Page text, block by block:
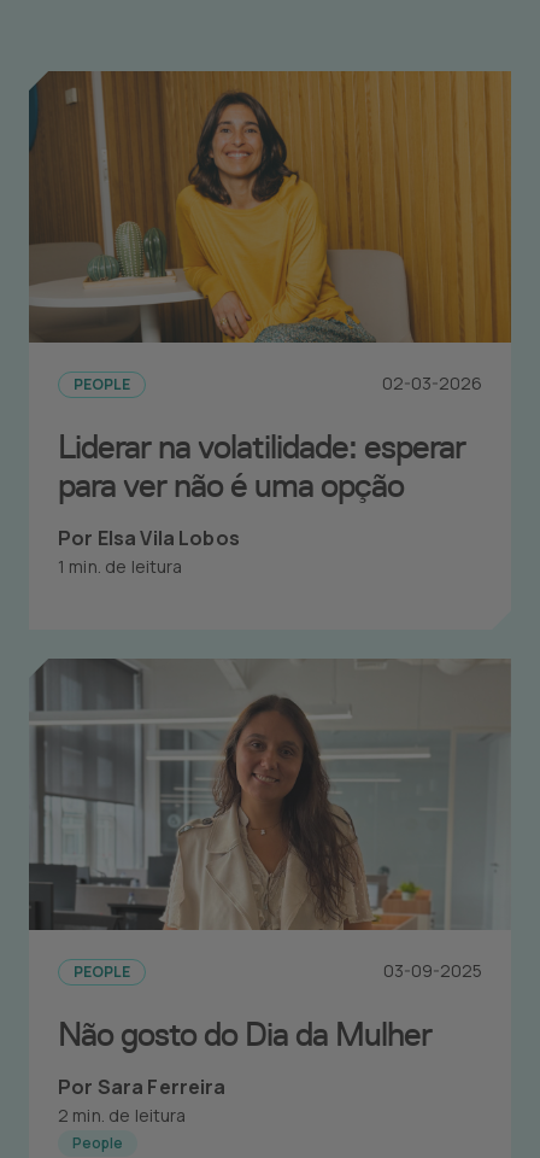
Liderar na volatilidade: esperar
para ver não é uma opção
PEOPLE 02-03-2026
Por Elsa Vila Lobos
1 min. de leitura
Não gosto do Dia da Mulher
PEOPLE 03-09-2025
Por Sara Ferreira
2 min. de leitura
People